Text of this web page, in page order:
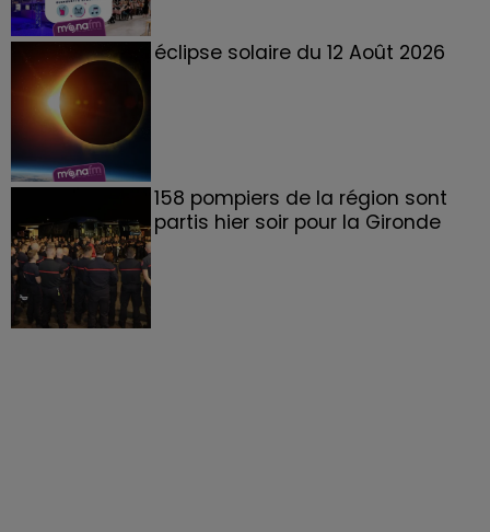
éclipse solaire du 12 Août 2026
158 pompiers de la région sont
partis hier soir pour la Gironde